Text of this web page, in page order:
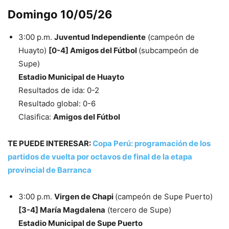
Domingo 10/05/26
3:00 p.m. Juventud Independiente (campeón de
Huayto) [0-4] Amigos del Fútbol (subcampeón de
Supe)
Estadio Municipal de Huayto
Resultados de ida: 0-2
Resultado global: 0-6
Clasifica: Amigos del Fútbol
TE PUEDE INTERESAR:Copa Perú: programación de los
partidos de vuelta por octavos de final de la etapa
provincial de Barranca
3:00 p.m. Virgen de Chapi (campeón de Supe Puerto)
[3-4] María Magdalena (tercero de Supe)
Estadio Municipal de Supe Puerto